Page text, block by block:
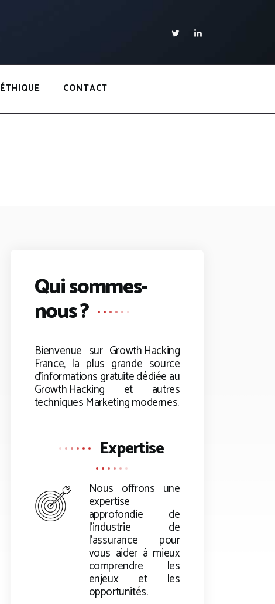
ÉTHIQUE CONTACT
Qui sommes-
nous ?
Bienvenue sur Growth Hacking
France, la plus grande source
d’informations gratuite dédiée au
Growth Hacking et autres
techniques Marketing modernes.
Expertise
Nous offrons une
expertise
approfondie de
l’industrie de
l’assurance pour
vous aider à mieux
comprendre les
enjeux et les
opportunités.